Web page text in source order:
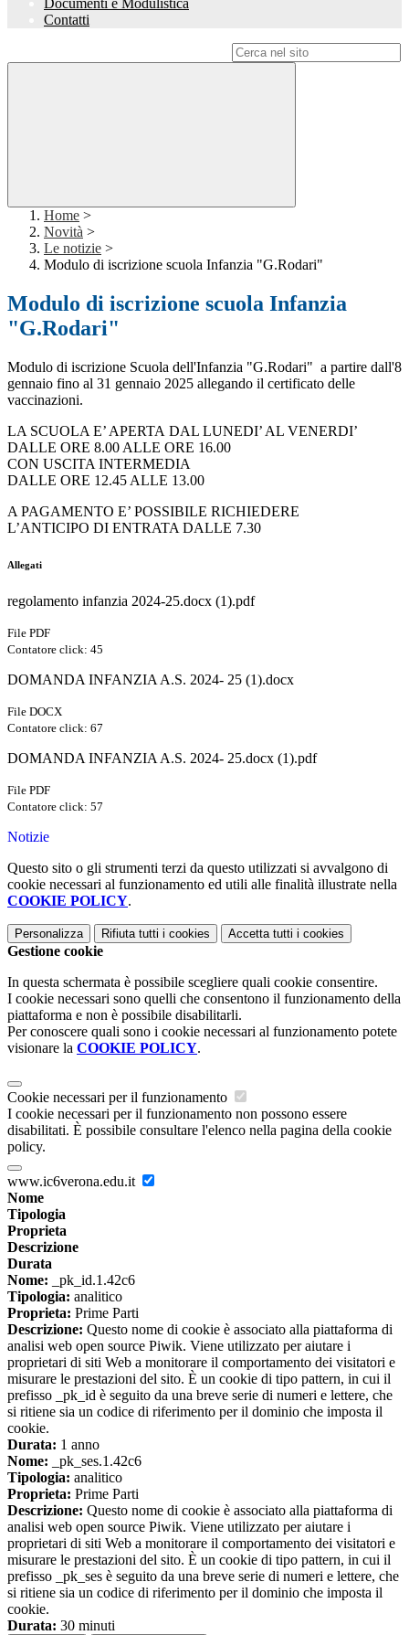
Documenti e Modulistica
Contatti
Home >
Novità >
Le notizie >
Modulo di iscrizione scuola Infanzia "G.Rodari"
Modulo di iscrizione scuola Infanzia
"G.Rodari"
Modulo di iscrizione Scuola dell'Infanzia "G.Rodari" a partire dall'8
gennaio fino al 31 gennaio 2025 allegando il certificato delle
vaccinazioni.
LA SCUOLA E’ APERTA DAL LUNEDI’ AL VENERDI’
DALLE ORE 8.00 ALLE ORE 16.00
CON USCITA INTERMEDIA
DALLE ORE 12.45 ALLE 13.00
A PAGAMENTO E’ POSSIBILE RICHIEDERE
L’ANTICIPO DI ENTRATA DALLE 7.30
Allegati
regolamento infanzia 2024-25.docx (1).pdf
File PDF
Contatore click: 45
DOMANDA INFANZIA A.S. 2024- 25 (1).docx
File DOCX
Contatore click: 67
DOMANDA INFANZIA A.S. 2024- 25.docx (1).pdf
File PDF
Contatore click: 57
Notizie
Questo sito o gli strumenti terzi da questo utilizzati si avvalgono di
cookie necessari al funzionamento ed utili alle finalità illustrate nella
COOKIE POLICY.
Personalizza Rifiuta tutti i cookies Accetta tutti i cookies
Gestione cookie
In questa schermata è possibile scegliere quali cookie consentire.
I cookie necessari sono quelli che consentono il funzionamento della
piattaforma e non è possibile disabilitarli.
Per conoscere quali sono i cookie necessari al funzionamento potete
visionare la COOKIE POLICY.
Cookie necessari per il funzionamento
I cookie necessari per il funzionamento non possono essere
disabilitati. È possibile consultare l'elenco nella pagina della cookie
policy.
www.ic6verona.edu.it
Nome
Tipologia
Proprieta
Descrizione
Durata
Nome: _pk_id.1.42c6
Tipologia: analitico
Proprieta: Prime Parti
Descrizione: Questo nome di cookie è associato alla piattaforma di
analisi web open source Piwik. Viene utilizzato per aiutare i
proprietari di siti Web a monitorare il comportamento dei visitatori e
misurare le prestazioni del sito. È un cookie di tipo pattern, in cui il
prefisso _pk_id è seguito da una breve serie di numeri e lettere, che
si ritiene sia un codice di riferimento per il dominio che imposta il
cookie.
Durata: 1 anno
Nome: _pk_ses.1.42c6
Tipologia: analitico
Proprieta: Prime Parti
Descrizione: Questo nome di cookie è associato alla piattaforma di
analisi web open source Piwik. Viene utilizzato per aiutare i
proprietari di siti Web a monitorare il comportamento dei visitatori e
misurare le prestazioni del sito. È un cookie di tipo pattern, in cui il
prefisso _pk_ses è seguito da una breve serie di numeri e lettere, che
si ritiene sia un codice di riferimento per il dominio che imposta il
cookie.
Durata: 30 minuti